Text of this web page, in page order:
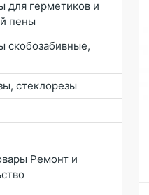
для герметиков и
пены
скобозабивные,
стеклорезы
Ремонт и